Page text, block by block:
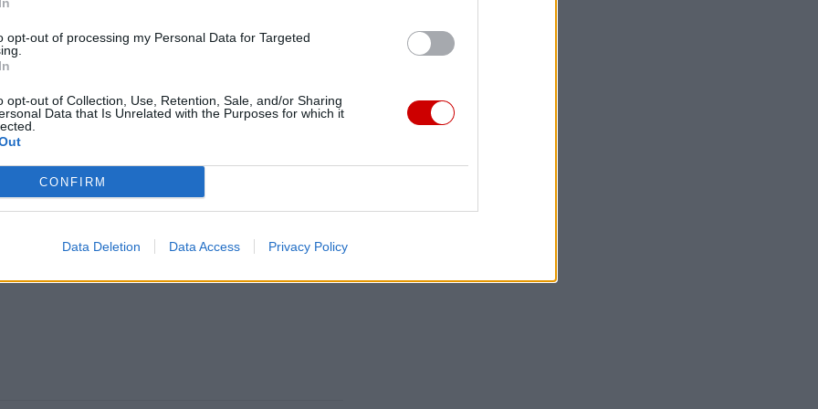
opt-out of processing my Personal Data for Targeted
opt-out of Collection, Use, Retention, Sale, and/or Sharing
Data that Is Unrelated with the Purposes for which it
CONFIRM
Data Deletion Data Access Privacy Policy
tu dla Ciebie!
z życia Kościoła w Polsce i na świecie.
będzie coraz trudniejsze.
za pośrednictwem serwisu Patronite.
misję. Więcej informacji znajdziesztutaj.